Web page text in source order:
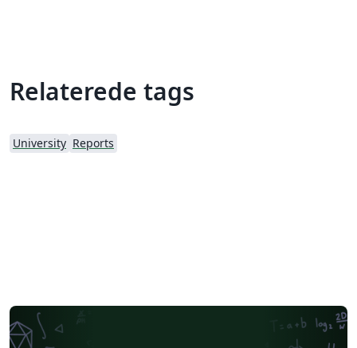
Relaterede tags
University Reports